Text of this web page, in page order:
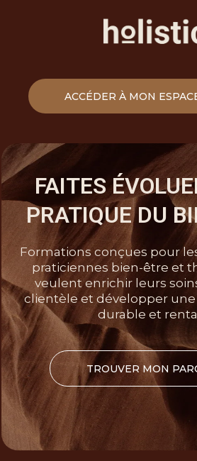
ACCÉDER À MON
FAITES
PRATIQUE DU
Formations conçues pour
praticiennes bien-être et
veulent enrichir leurs
clientèle et développer
durable et
TROUVER MON